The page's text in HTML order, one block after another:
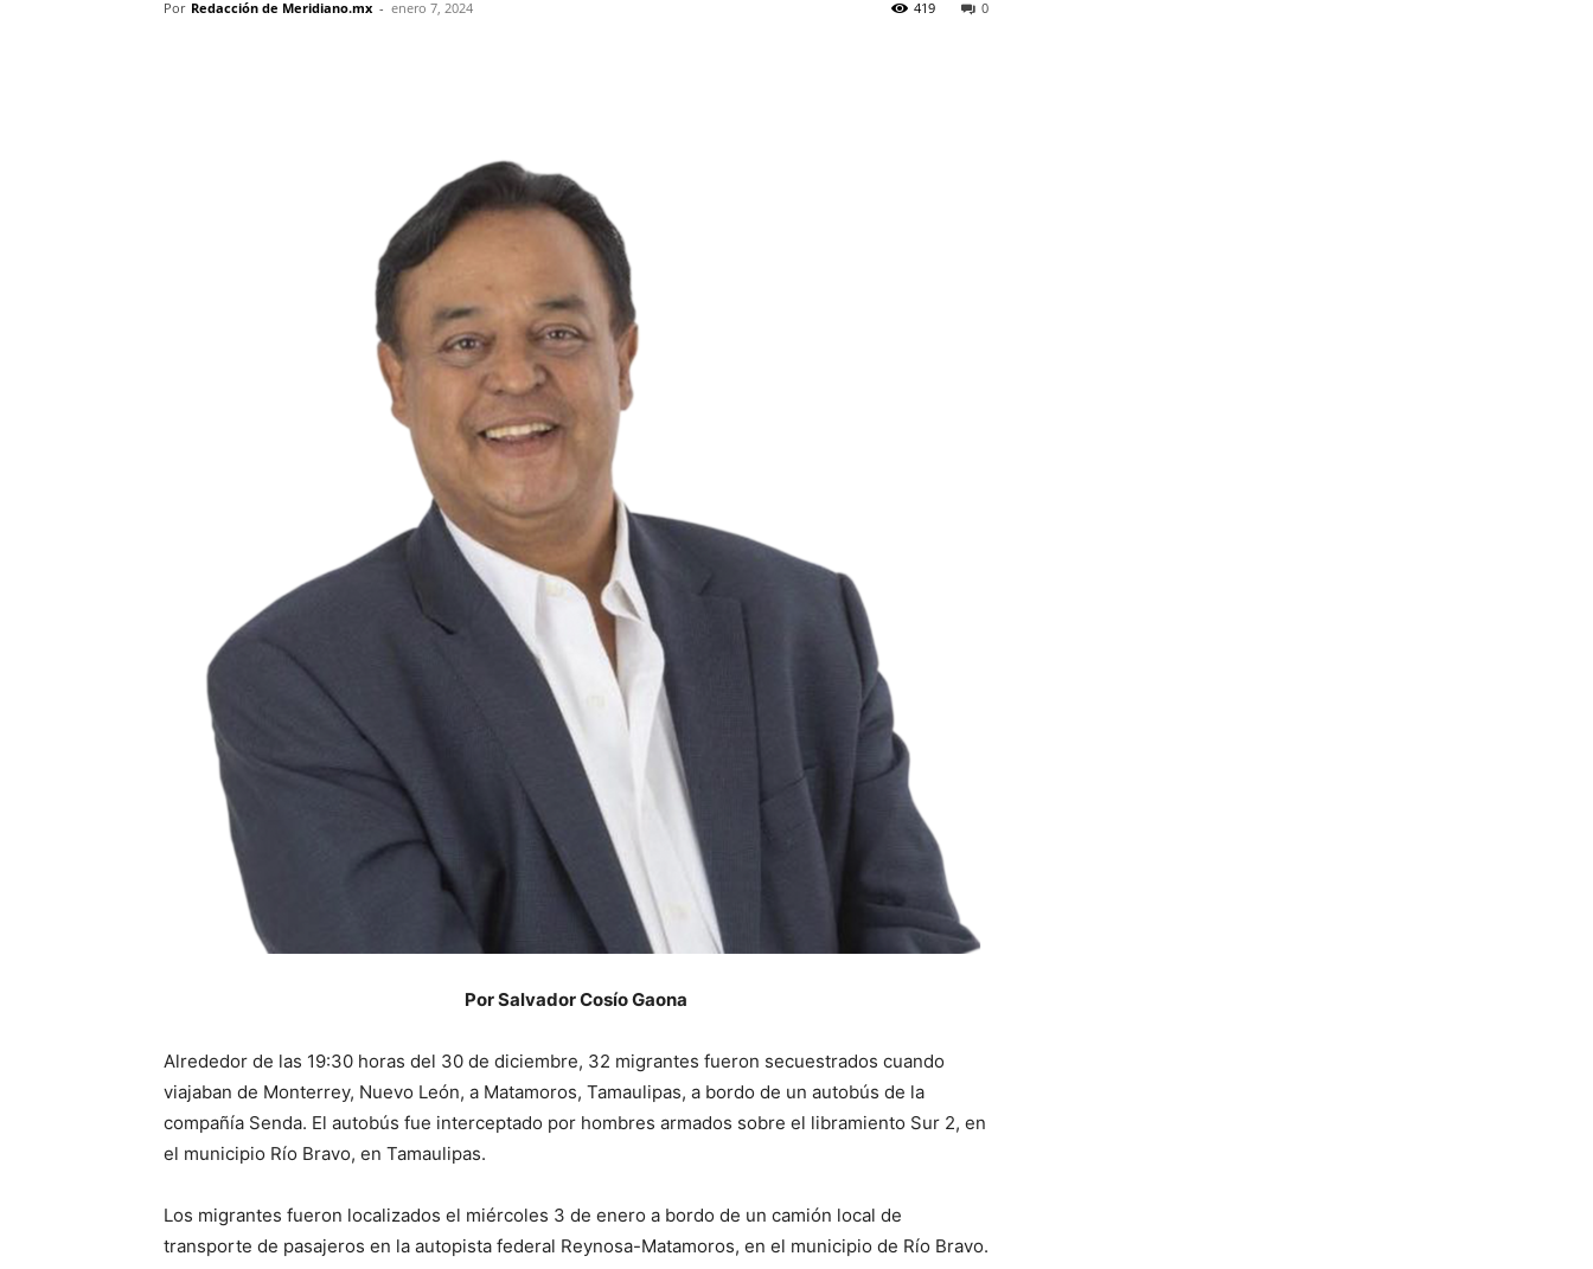
Por Redacción de Meridiano.mx - enero 7, 2024 0
419
Por Salvador Cosío Gaona
Alrededor de las 19:30 horas del 30 de diciembre, 32 migrantes fueron secuestrados cuando
viajaban de Monterrey, Nuevo León, a Matamoros, Tamaulipas, a bordo de un autobús de la
compañía Senda. El autobús fue interceptado por hombres armados sobre el libramiento Sur 2, en
el municipio Río Bravo, en Tamaulipas.
Los migrantes fueron localizados el miércoles 3 de enero a bordo de un camión local de
transporte de pasajeros en la autopista federal Reynosa-Matamoros, en el municipio de Río Bravo.